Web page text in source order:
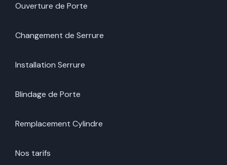
Ouverture de Porte
Changement de Serrure
Installation Serrure
Blindage de Porte
Remplacement Cylindre
Nos tarifs